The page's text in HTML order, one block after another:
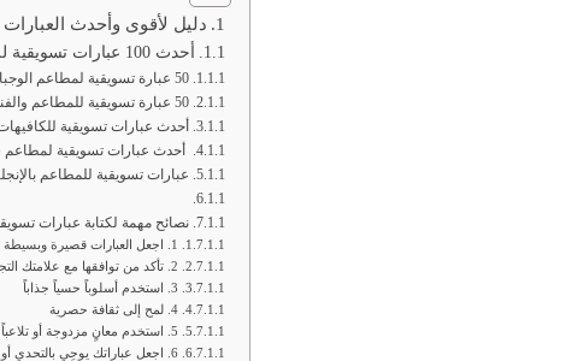
دليل لأقوى وأحدث العبارات
أحدث 100 عبارات تسويقية للمطاعم
50 عبارة تسويقية لمطاعم الوجبات السريعة
50 عبارة تسويقية للمطاعم والفنادق
أحدث عبارات تسويقية
أحدث عبارات تسويقية لمطاعم
عبارات تسويقية للمطاعم
نصائح مهمة لكتابة عبارات
1. اجعل العبارات قصيرة وبسيطة :
2. تأكد من توافقها مع علامتك التجارية
3. استخدم أسلوباً حسياً جذاباً
4. لمح إلى ثقافة حصرية
5. استخدم معانٍ مزدوجة أو تلاعباً بالألفاظ
6. اجعل عباراتك يوحِي بالتحدي أو الالتزام